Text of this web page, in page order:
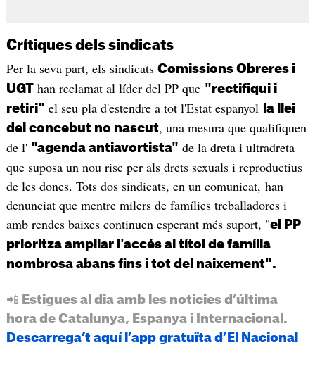
Crítiques dels sindicats
Per la seva part, els sindicats Comissions Obreres i
UGThan reclamat al líder del PP que "rectifiqui i
retiri" el seu pla d'estendre a tot l'Estat espanyol
la llei
del concebut no nascut, una mesura que qualifiquen
de l' "agenda antiavortista" de la dreta i ultradreta
que suposa un nou risc per als drets sexuals i reproductius
de les dones. Tots dos sindicats, en un comunicat, han
denunciat que mentre milers de famílies treballadores i
amb rendes baixes continuen esperant més suport, "el PP
prioritza ampliar l'accés al títol de família
nombrosa abans fins i tot del naixement".
📲 Estigues al dia amb les notícies d’última
hora de Catalunya, Espanya i Internacional.
Descarrega’t aquí l’app gratuïta d’El Nacional